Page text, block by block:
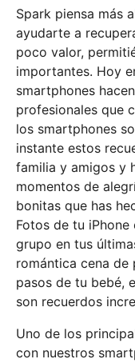
Spark piensa más
ayudarte a
poco valor,
importantes. Hoy
smartphones
profesionales que
los smartphones
instante estos
familia y amigos y
momentos de
bonitas que has
Fotos de tu
grupo en tus
romántica cena de
pasos de tu bebé,
son recuerdos
Uno de los
con nuestros